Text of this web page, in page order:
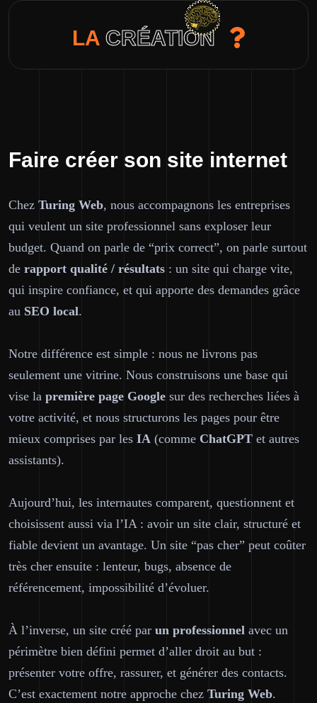
LA CRÉATION
Faire créer son site internet
Chez Turing Web, nous accompagnons les entreprises
qui veulent un site professionnel sans exploser leur
budget. Quand on parle de “prix correct”, on parle surtout
de rapport qualité / résultats : un site qui charge vite,
qui inspire confiance, et qui apporte des demandes grâce
au SEO local.
Notre différence est simple : nous ne livrons pas
seulement une vitrine. Nous construisons une base qui
vise la première page Google sur des recherches liées à
votre activité, et nous structurons les pages pour être
mieux comprises par les IA (comme ChatGPT et autres
assistants).
Aujourd’hui, les internautes comparent, questionnent et
choisissent aussi via l’IA : avoir un site clair, structuré et
fiable devient un avantage. Un site “pas cher” peut coûter
très cher ensuite : lenteur, bugs, absence de
référencement, impossibilité d’évoluer.
À l’inverse, un site créé par un professionnel avec un
périmètre bien défini permet d’aller droit au but :
présenter votre offre, rassurer, et générer des contacts.
C’est exactement notre approche chez Turing Web.